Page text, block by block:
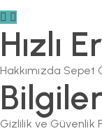
Hızlı
Hakkımızda Sepet
Gizlilik ve Güvenlik